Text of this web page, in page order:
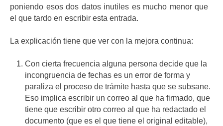
poniendo esos dos datos inutiles es mucho menor que
el que tardo en escribir esta entrada.
La explicación tiene que ver con la mejora continua:
Con cierta frecuencia alguna persona decide que la
incongruencia de fechas es un error de forma y
paraliza el proceso de trámite hasta que se subsane.
Eso implica escribir un correo al que ha firmado, que
tiene que escribir otro correo al que ha redactado el
documento (que es el que tiene el original editable),